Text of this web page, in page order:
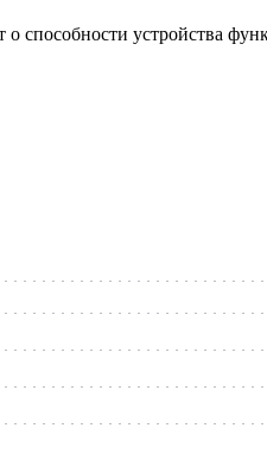
способности устройства